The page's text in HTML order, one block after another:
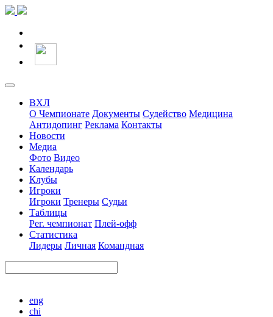
ВХЛ
О Чемпионате Документы Судейство Медицина
Антидопинг Реклама Контакты
Новости
Медиа
Фото Видео
Календарь
Клубы
Игроки
Игроки Тренеры Судьи
Таблицы
Рег. чемпионат Плей-офф
Статистика
Лидеры Личная Командная
eng
chi